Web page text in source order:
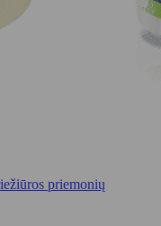
priemonių